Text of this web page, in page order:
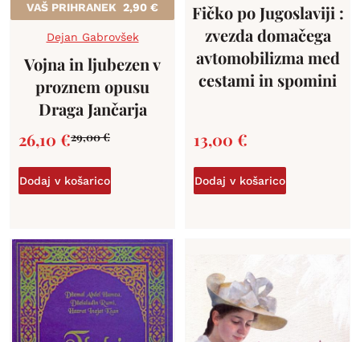
VAŠ PRIHRANEK 2,90 €
Dejan Gabrovšek
Vojna in ljubezen v
proznem opusu
Draga Jančarja
29,00€
26,10 €
Dodaj v košarico
Fičko po Jugoslaviji :
zvezda domačega
avtomobilizma med
cestami in spomini
13,00 €
Dodaj v košarico